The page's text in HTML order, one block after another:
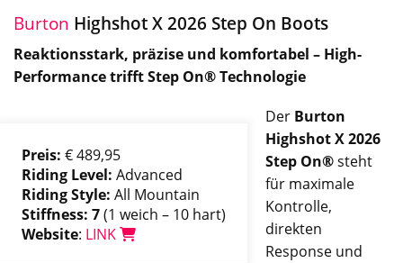
Burton Highshot X 2026 Step On Boots
Reaktionsstark, präzise und komfortabel – High-
Performance trifft Step On® Technologie
Preis: € 489,95
Riding Level: Advanced
Riding Style: All Mountain
Stiffness: 7(1 weich – 10 hart)
Website: LINK
Der Burton
Highshot X 2026
Step On®steht
für maximale
Kontrolle,
direkten
Response und